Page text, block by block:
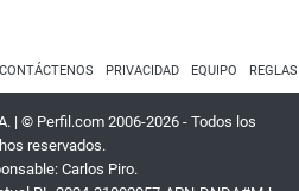
CONTÁCTENOS PRIVACIDAD EQUIPO
| © Perfil.com 2006-2026 - Todos los
reservados.
Carlos Piro.